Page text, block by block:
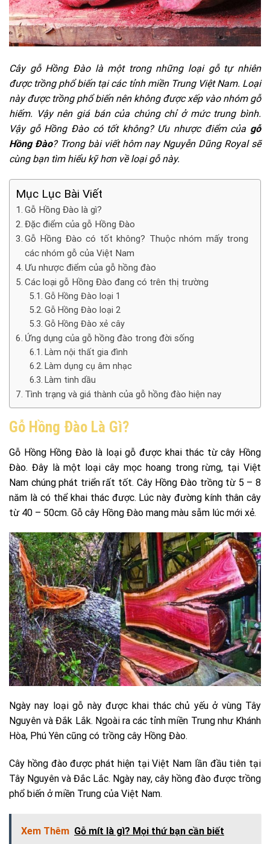
Cây gỗ Hồng Đào là một trong những loại gỗ tự nhiên
được trồng phổ biến tại các tỉnh miền Trung Việt Nam. Loại
này được trồng phổ biến nên không được xếp vào nhóm gỗ
hiếm. Vậy nên giá bán của chúng chỉ ở mức trung bình.
Vậy gỗ Hồng Đào có tốt không? Ưu nhược điểm của gỗ
Hồng Đào? Trong bài viết hôm nay Nguyễn Dũng Royal sẽ
cùng bạn tìm hiểu kỹ hơn về loại gỗ này.
Mục Lục Bài Viết
Gỗ Hồng Đào là gì?
Đặc điểm của gỗ Hồng Đào
Gỗ Hồng Đào có tốt không? Thuộc nhóm mấy trong
các nhóm gỗ của Việt Nam
Ưu nhược điểm của gỗ hồng đào
Các loại gỗ Hồng Đào đang có trên thị trường
Gỗ Hồng Đào loại 1
Gỗ Hồng Đào loại 2
Gỗ Hồng Đào xẻ cây
Ứng dụng của gỗ hồng đào trong đời sống
Làm nội thất gia đình
Làm dụng cụ âm nhạc
Làm tinh dầu
Tình trạng và giá thành của gỗ hồng đào hiện nay
Gỗ Hồng Đào Là Gì?
Gỗ Hồng Hồng Đào là loại gỗ được khai thác từ cây Hồng
Đào. Đây là một loại cây mọc hoang trong rừng, tại Việt
Nam chúng phát triển rất tốt. Cây Hồng Đào trồng từ 5 – 8
năm là có thể khai thác được. Lúc này đường kính thân cây
từ 40 – 50cm. Gỗ cây Hồng Đào mang màu sẫm lúc mới xẻ.
Ngày nay loại gỗ này được khai thác chủ yếu ở vùng Tây
Nguyên và Đắk Lắk. Ngoài ra các tỉnh miền Trung như Khánh
Hòa, Phú Yên cũng có trồng cây Hồng Đào.
Cây hồng đào được phát hiện tại Việt Nam lần đầu tiên tại
Tây Nguyên và Đắc Lắc. Ngày nay, cây hồng đào được trồng
phổ biến ở miền Trung của Việt Nam.
Xem Thêm Gỗ mít là gì? Mọi thứ bạn cần biết